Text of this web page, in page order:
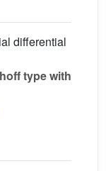
differential
type with